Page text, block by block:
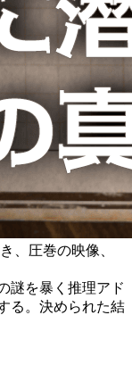
、圧巻の映像、
謎を暴く推理アド
る。決められた結